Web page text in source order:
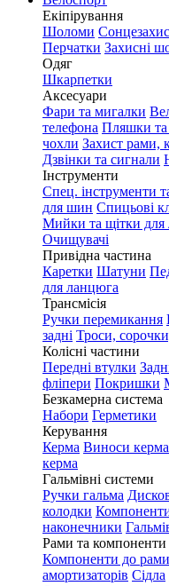
Екіпірування
Шоломи
Перчатки Захисні
Одяг
Шкарпетки
Аксесуари
Фари та мигалки
телефона Пляшки та
чохли Захист рами,
Дзвінки та сигнали
Інструменти
Спец. інструменти
для шин Спицьові
Мийки та щітки для
Очищувачі
Привідна частина
Каретки Шатуни
для ланцюга
Трансмісія
Ручки перемикання
задні Троси,
Колісні частини
Передні втулки
фліпери Покришки
Безкамерна система
Набори Герметики
Керування
Керма Виноси керма
керма
Гальмівні системи
Ручки гальма
колодки
наконечники
Рами та компоненти
Компоненти до рами
амортизаторів Сідла